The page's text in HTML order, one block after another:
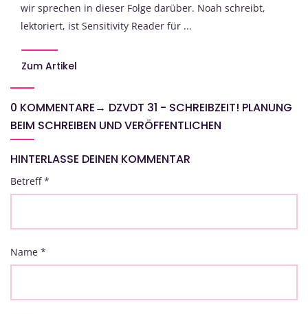
wir sprechen in dieser Folge darüber. Noah schreibt,
lektoriert, ist Sensitivity Reader für ...
Zum Artikel
0 KOMMENTARE→ DZVDT 31 - SCHREIBZEIT! PLANUNG
BEIM SCHREIBEN UND VERÖFFENTLICHEN
HINTERLASSE DEINEN KOMMENTAR
Betreff*
Name *